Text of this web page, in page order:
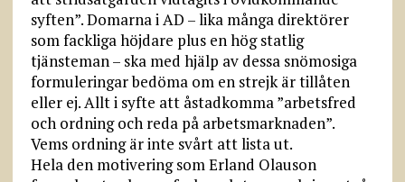
syften”. Domarna i AD – lika många direktörer
som fackliga höjdare plus en hög statlig
tjänsteman – ska med hjälp av dessa snömosiga
formuleringar bedöma om en strejk är tillåten
eller ej. Allt i syfte att åstadkomma ”arbetsfred
och ordning och reda på arbetsmarknaden”.
Vems ordning är inte svårt att lista ut.
Hela den motivering som Erland Olauson